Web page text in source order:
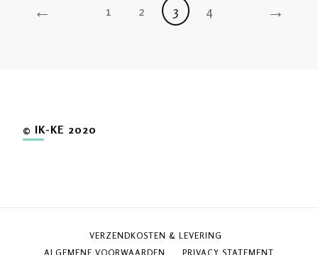
← 1 2 3 4 →
© IK-KE 2020
VERZENDKOSTEN & LEVERING
ALGEMENE VOORWAARDEN
PRIVACY STATEMENT